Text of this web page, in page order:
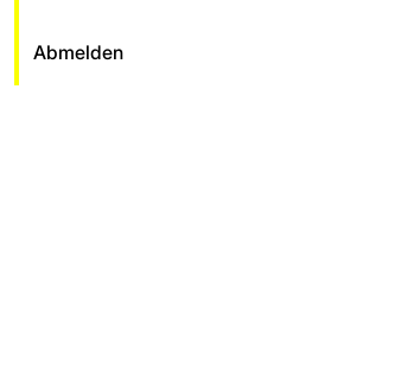
Abmelden